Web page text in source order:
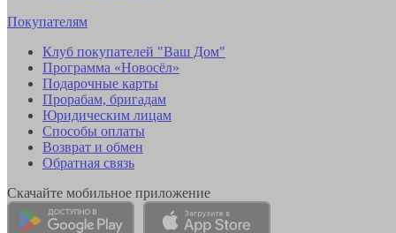
Покупателям
Клуб покупателей "Ваш Дом"
Программа «Новосёл»
Подарочные карты
Прорабам, бригадам
Юридическим лицам
Способы оплаты
Возврат и обмен
Обратная связь
Скачайте мобильное приложение